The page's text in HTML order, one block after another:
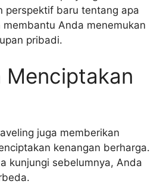
perspektif baru tentang apa
Anda menemukan
pribadi.
Menciptakan
juga memberikan
kenangan berharga.
kunjungi sebelumnya, Anda